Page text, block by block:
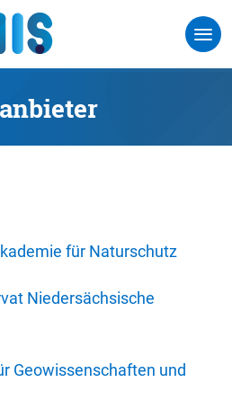
für Naturschutz
Niedersächsische
Geowissenschaften und